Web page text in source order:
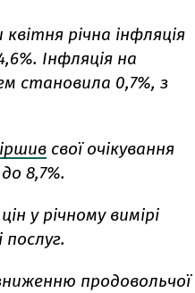
річна інфляція
Інфляція на
становила 0,7%, з
свої очікування
8,7%.
у річному вимірі
продовольчої